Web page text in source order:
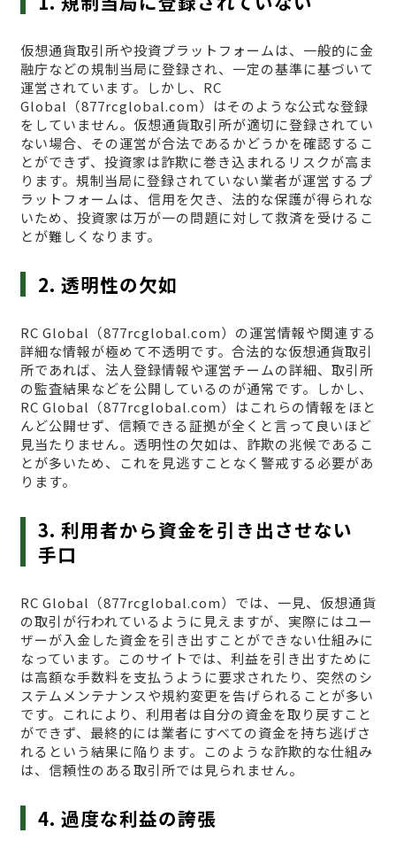
仮想通貨取引所や投資プラットフォームは、一般的に金
融庁などの規制当局に登録され、一定の基準に基づいて
運営されています。しかし、RC
Global（877rcglobal.com）はそのような公式な登録
をしていません。仮想通貨取引所が適切に登録されてい
ない場合、その運営が合法であるかどうかを確認するこ
とができず、投資家は詐欺に巻き込まれるリスクが高ま
ります。規制当局に登録されていない業者が運営するプ
ラットフォームは、信用を欠き、法的な保護が得られな
いため、投資家は万が一の問題に対して救済を受けるこ
とが難しくなります。
2. 透明性の欠如
RC Global（877rcglobal.com）の運営情報や関連する
詳細な情報が極めて不透明です。合法的な仮想通貨取引
所であれば、法人登録情報や運営チームの詳細、取引所
の監査結果などを公開しているのが通常です。しかし、
RC Global（877rcglobal.com）はこれらの情報をほと
んど公開せず、信頼できる証拠が全くと言って良いほど
見当たりません。透明性の欠如は、詐欺の兆候であるこ
とが多いため、これを見逃すことなく警戒する必要があ
ります。
3. 利用者から資金を引き出させない
手口
RC Global（877rcglobal.com）では、一見、仮想通貨
の取引が行われているように見えますが、実際にはユー
ザーが入金した資金を引き出すことができない仕組みに
なっています。このサイトでは、利益を引き出すために
は高額な手数料を支払うように要求されたり、突然のシ
ステムメンテナンスや規約変更を告げられることが多い
です。これにより、利用者は自分の資金を取り戻すこと
ができず、最終的には業者にすべての資金を持ち逃げさ
れるという結果に陥ります。このような詐欺的な仕組み
は、信頼性のある取引所では見られません。
4. 過度な利益の誇張